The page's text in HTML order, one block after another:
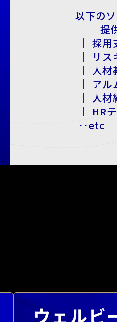
以下の
提
｜ 採用
｜ リ
｜ 人
｜ ア
｜ 人
｜ HR
‥etc
ウェルビ